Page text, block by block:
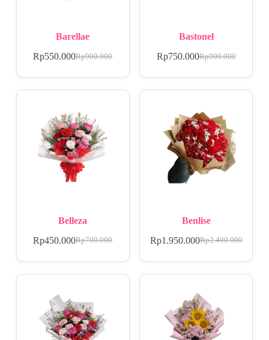
Barellae
Rp900.000
Rp550.000
Bastonel
Rp900.000
Rp750.000
Belleza
Rp700.000
Rp450.000
Benlise
Rp2.400.000
Rp1.950.000